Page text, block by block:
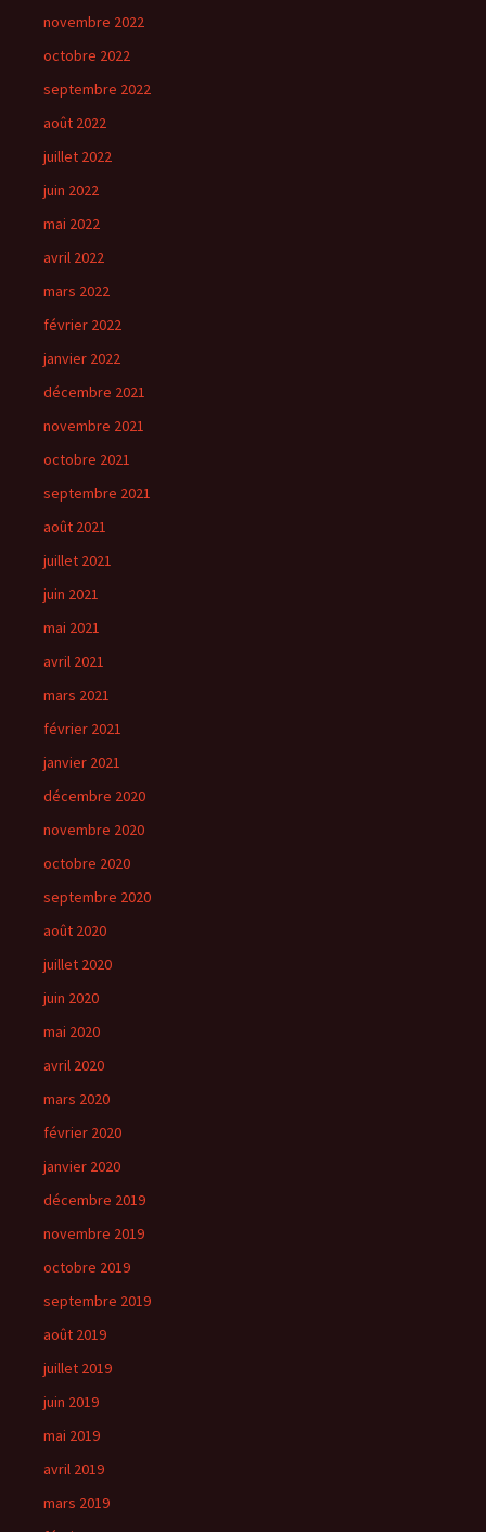
novembre 2022
octobre 2022
septembre 2022
août 2022
juillet 2022
juin 2022
mai 2022
avril 2022
mars 2022
février 2022
janvier 2022
décembre 2021
novembre 2021
octobre 2021
septembre 2021
août 2021
juillet 2021
juin 2021
mai 2021
avril 2021
mars 2021
février 2021
janvier 2021
décembre 2020
novembre 2020
octobre 2020
septembre 2020
août 2020
juillet 2020
juin 2020
mai 2020
avril 2020
mars 2020
février 2020
janvier 2020
décembre 2019
novembre 2019
octobre 2019
septembre 2019
août 2019
juillet 2019
juin 2019
mai 2019
avril 2019
mars 2019